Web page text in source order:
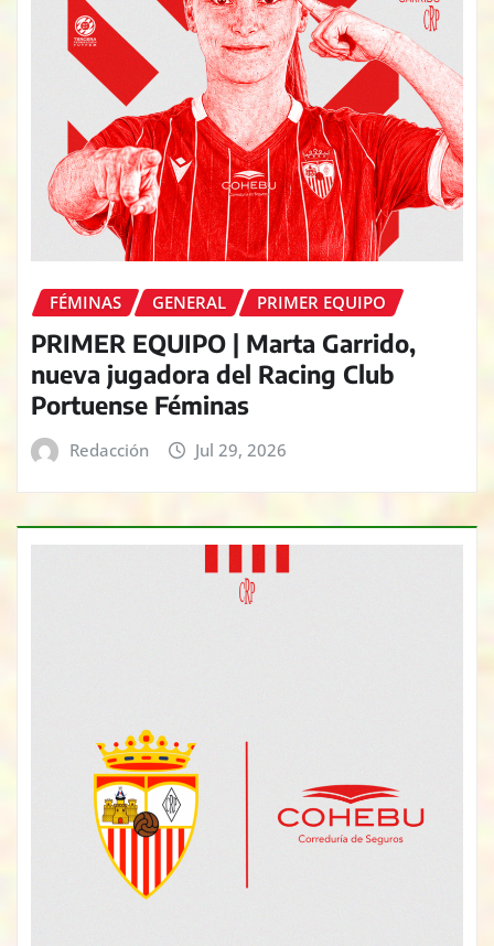
FÉMINAS GENERAL PRIMER EQUIPO
PRIMER EQUIPO | Marta Garrido,
nueva jugadora del Racing Club
Portuense Féminas
Redacción Jul 29, 2026